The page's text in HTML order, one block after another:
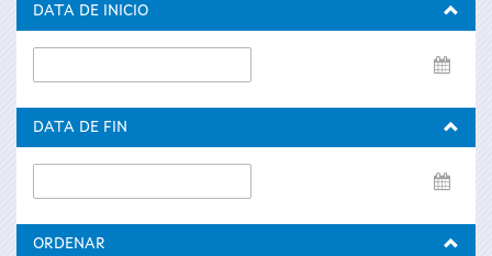
DATA DE INICIO
de
DATA DE FIN
de
ORDENAR